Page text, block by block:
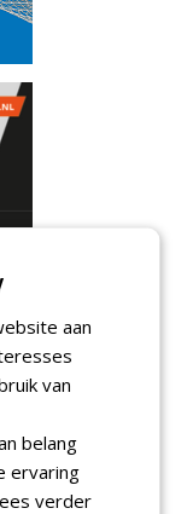
aan
van
belang
ervaring
verder